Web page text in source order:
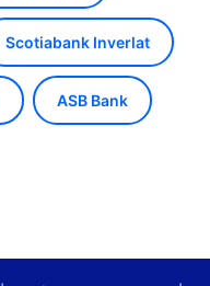
Scotiabank Inverlat
ASB Bank